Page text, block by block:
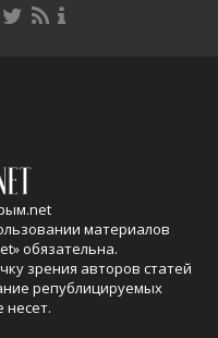
материалов
» обязательна.
зрения авторов статей
републицируемых
несет.